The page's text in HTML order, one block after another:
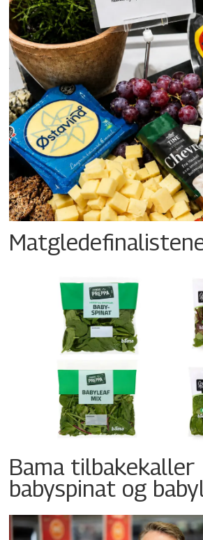
Bama tilbakekaller
babyspinat og